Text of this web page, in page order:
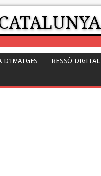
D’IMATGES RESSÒ DIGITAL